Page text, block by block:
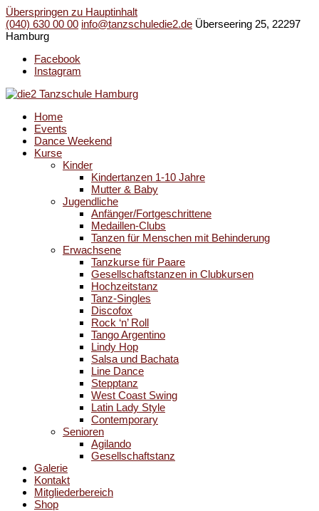
Überspringen zu Hauptinhalt
(040) 630 00 00 info@tanzschuledie2.de Überseering 25, 22297
Hamburg
Facebook
Instagram
Home
Events
Dance Weekend
Kurse
Kinder
Kindertanzen 1-10 Jahre
Mutter & Baby
Jugendliche
Anfänger/Fortgeschrittene
Medaillen-Clubs
Tanzen für Menschen mit Behinderung
Erwachsene
Tanzkurse für Paare
Gesellschaftstanzen in Clubkursen
Hochzeitstanz
Tanz-Singles
Discofox
Rock ‘n’ Roll
Tango Argentino
Lindy Hop
Salsa und Bachata
Line Dance
Stepptanz
West Coast Swing
Latin Lady Style
Contemporary
Senioren
Agilando
Gesellschaftstanz
Galerie
Kontakt
Mitgliederbereich
Shop